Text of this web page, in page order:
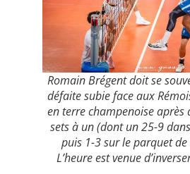
Romain Brégent doit se
défaite subie face aux
en terre champenoise après
sets à un (dont un 25-9
puis 1-3 sur le parquet de
L’heure est venue